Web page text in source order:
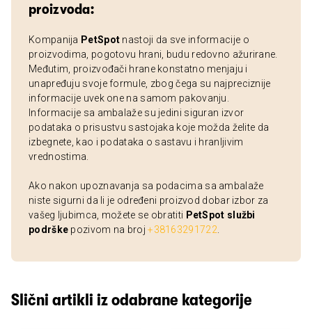
proizvoda:
Kompanija PetSpot nastoji da sve informacije o
proizvodima, pogotovu hrani, budu redovno ažurirane.
Međutim, proizvođači hrane konstatno menjaju i
unapređuju svoje formule, zbog čega su najpreciznije
informacije uvek one na samom pakovanju.
Informacije sa ambalaže su jedini siguran izvor
podataka o prisustvu sastojaka koje možda želite da
izbegnete, kao i podataka o sastavu i hranljivim
vrednostima.
Ako nakon upoznavanja sa podacima sa ambalaže
niste sigurni da li je određeni proizvod dobar izbor za
vašeg ljubimca, možete se obratiti PetSpot službi
podrške pozivom na broj+38163291722
Slični artikli iz odabrane kategorije